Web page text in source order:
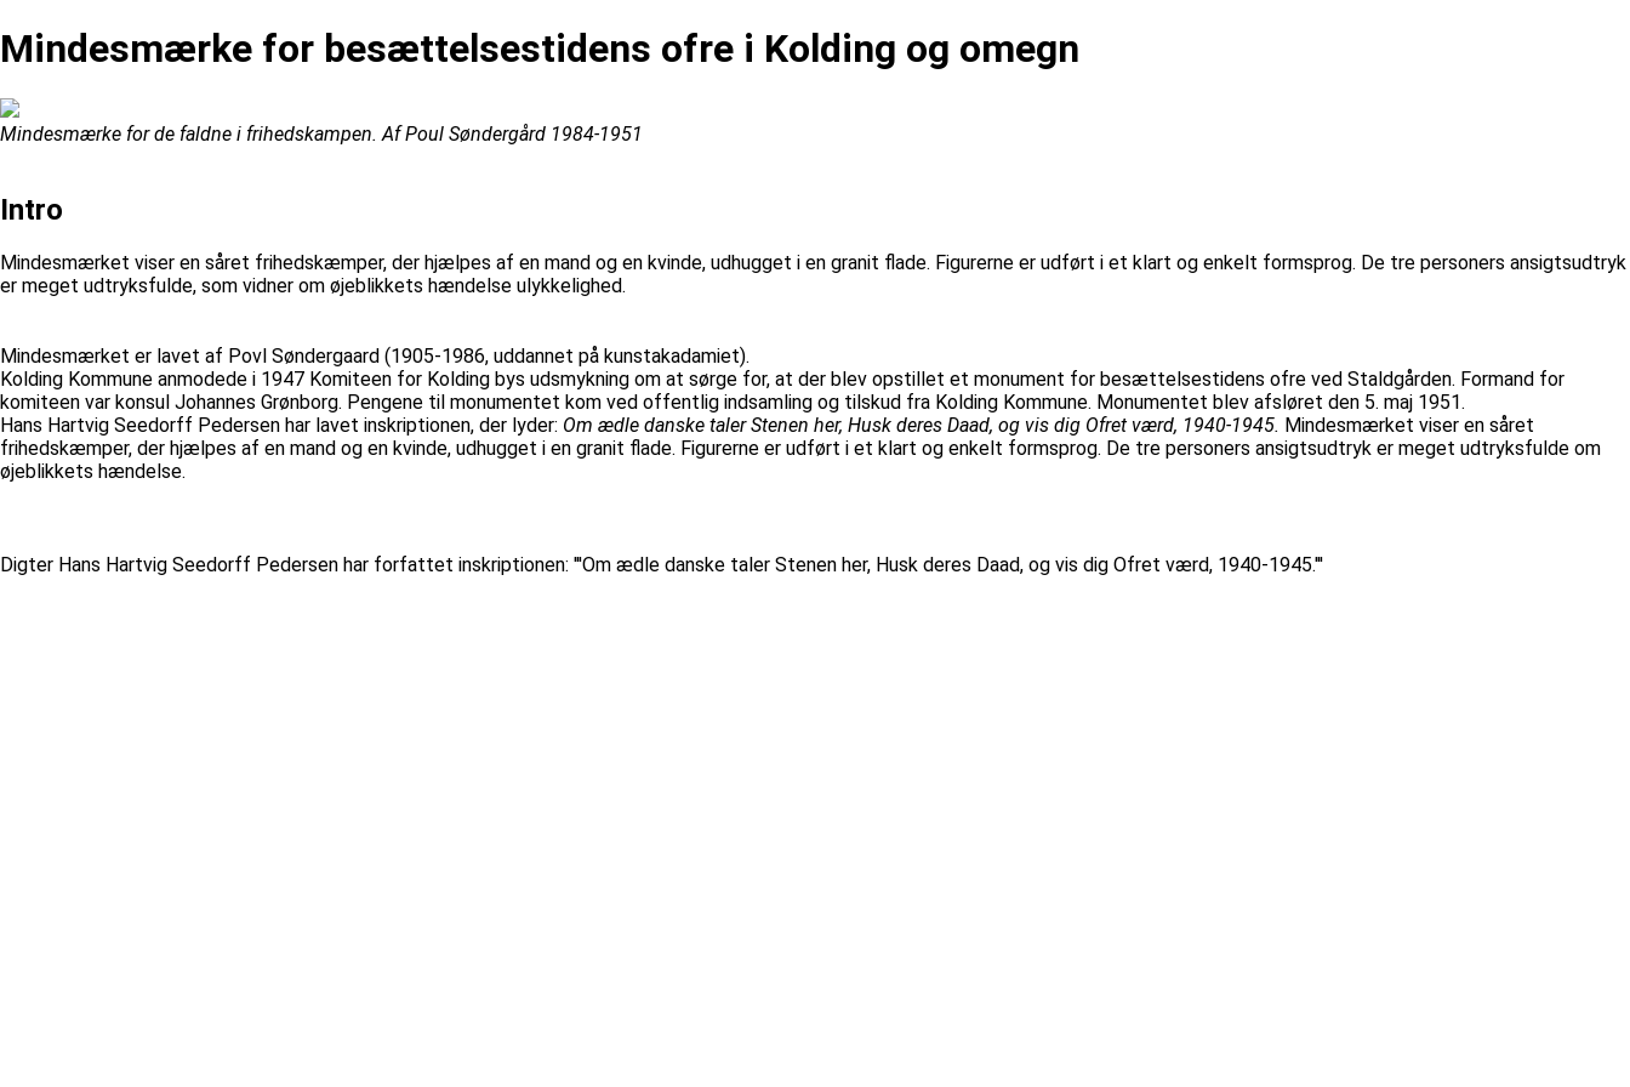
Mindesmærke for besættelsestidens ofre i Kolding og omegn
Mindesmærke for de faldne i frihedskampen. Af Poul Søndergård 1984-1951
Intro
Mindesmærket viser en såret frihedskæmper, der hjælpes af en mand og en kvinde, udhugget i en granit flade. Figurerne er udført i et klart og enkelt formsprog. De tre personers ansigtsudtryk
er meget udtryksfulde, som vidner om øjeblikkets hændelse ulykkelighed.
Mindesmærket er lavet af Povl Søndergaard (1905-1986, uddannet på kunstakadamiet).
Kolding Kommune anmodede i 1947 Komiteen for Kolding bys udsmykning om at sørge for, at der blev opstillet et monument for besættelsestidens ofre ved Staldgården. Formand for
komiteen var konsul Johannes Grønborg. Pengene til monumentet kom ved offentlig indsamling og tilskud fra Kolding Kommune. Monumentet blev afsløret den 5. maj 1951.
Hans Hartvig Seedorff Pedersen har lavet inskriptionen, der lyder: Om ædle danske taler Stenen her, Husk deres Daad, og vis dig Ofret værd, 1940-1945. Mindesmærket viser en såret
frihedskæmper, der hjælpes af en mand og en kvinde, udhugget i en granit flade. Figurerne er udført i et klart og enkelt formsprog. De tre personers ansigtsudtryk er meget udtryksfulde om
øjeblikkets hændelse.
Digter Hans Hartvig Seedorff Pedersen har forfattet inskriptionen: '''Om ædle danske taler Stenen her, Husk deres Daad, og vis dig Ofret værd, 1940-1945.'''